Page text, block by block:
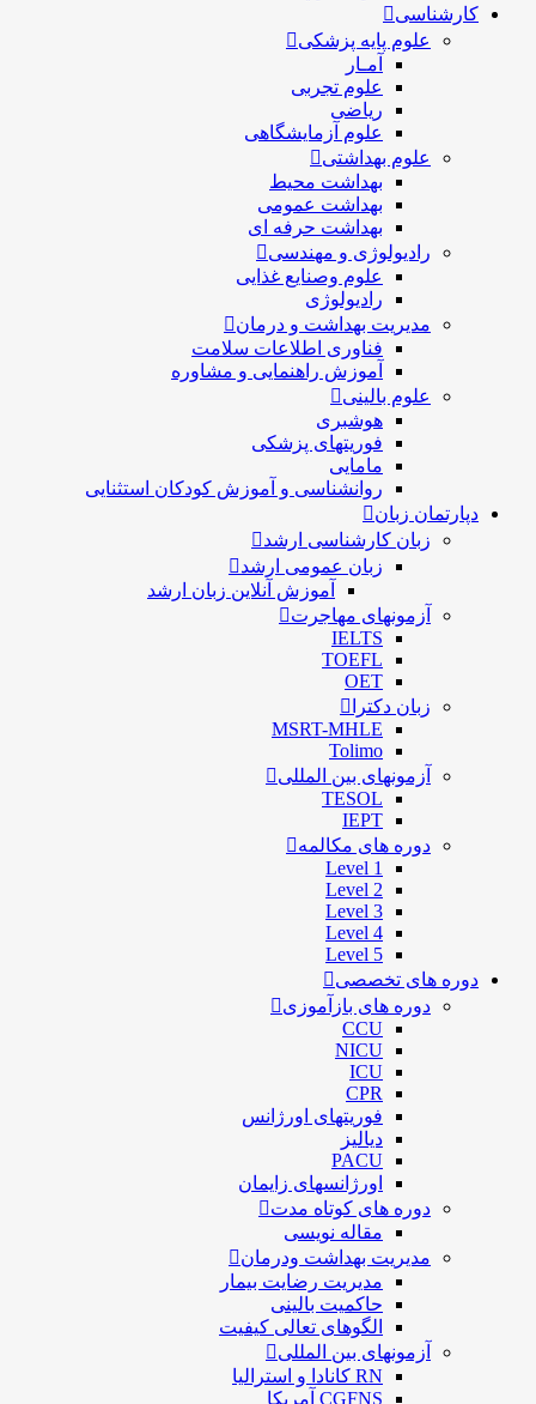
کارشناسی
علوم پایه پزشکی
آمـار
علوم تجربی
ریاضی
علوم آزمایشگاهی
علوم بهداشتی
بهداشت محیط
بهداشت عمومی
بهداشت حرفه ای
رادیولوژی و مهندسی
علوم وصنایع غذایی
رادیولوژی
مدیریت بهداشت و درمان
فناوری اطلاعات سلامت
آموزش راهنمایی و مشاوره
علوم بالینی
هوشبری
فوریتهای پزشکی
مامایی
روانشناسی و آموزش کودکان استثنایی
دپارتمان زبان
زبان کارشناسی ارشد
زبان عمومی ارشد
آموزش آنلاین زبان ارشد
آزمونهای مهاجرت
IELTS
TOEFL
OET
زبان دکترا
MSRT-MHLE
Tolimo
آزمونهای بین المللی
TESOL
IEPT
دوره های مکالمه
Level 1
Level 2
Level 3
Level 4
Level 5
دوره های تخصصی
دوره های بازآموزی
CCU
NICU
ICU
CPR
فوریتهای اورژانس
دیالیز
PACU
اورژانسهای زایمان
دوره های کوتاه مدت
مقاله نویسی
مدیریت بهداشت ودرمان
مديريت رضايت بيمار
حاكميت بالينی
الگوهای تعالی کيفيت
آزمونهای بین المللی
RN کانادا و استرالیا
CGFNS آمریکا